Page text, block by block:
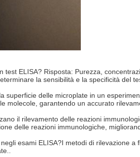
ELISA? Risposta: Purezza,
la sensibilità e la specificità del
delle microplate in un
molecole, garantendo un accurato
il rilevamento delle reazioni
delle reazioni immunologiche,
esami ELISA?I metodi di rilevazione